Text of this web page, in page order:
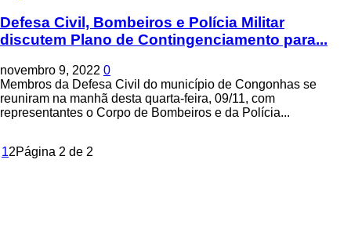
Defesa Civil, Bombeiros e Polícia Militar
discutem Plano de Contingenciamento para...
novembro 9, 2022 0
Membros da Defesa Civil do município de Congonhas se
reuniram na manhã desta quarta-feira, 09/11, com
representantes o Corpo de Bombeiros e da Polícia...
12Página 2 de 2